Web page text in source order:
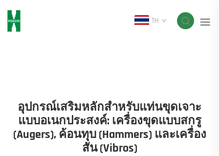
TH
อุปกรณ์เสริมหลักสำหรับแท่นขุดเจาะ
แบบอเนกประสงค์: เครื่องขุดแบบสกรู
(Augers), ค้อนทุบ (Hammers) และเครื่อง
สั่น (Vibros)